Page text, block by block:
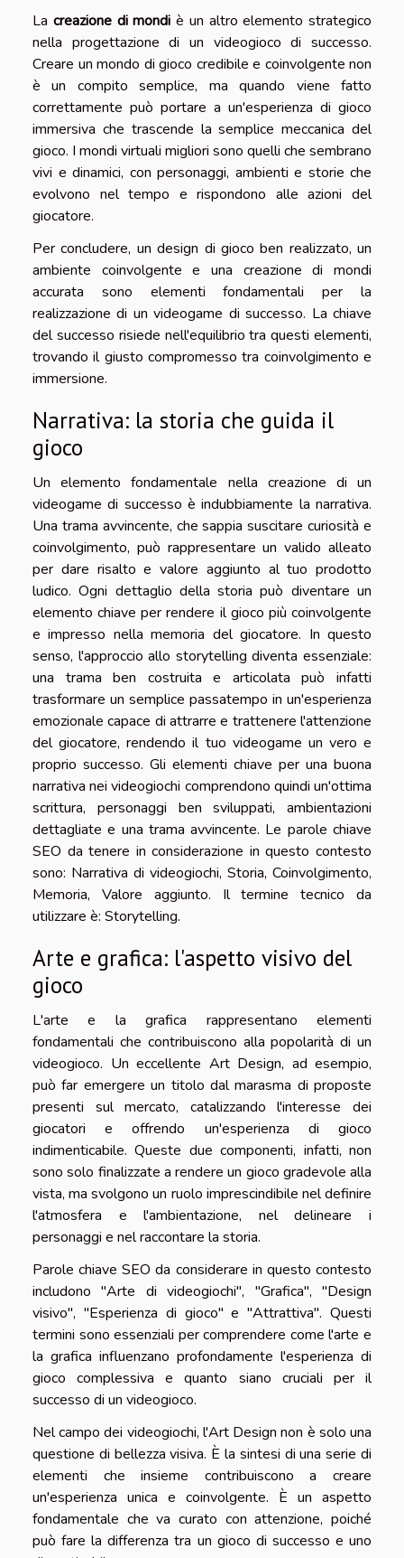
La creazione di mondi è un altro elemento strategico
nella progettazione di un videogioco di successo.
Creare un mondo di gioco credibile e coinvolgente non
è un compito semplice, ma quando viene fatto
correttamente può portare a un'esperienza di gioco
immersiva che trascende la semplice meccanica del
gioco. I mondi virtuali migliori sono quelli che sembrano
vivi e dinamici, con personaggi, ambienti e storie che
evolvono nel tempo e rispondono alle azioni del
giocatore.
Per concludere, un design di gioco ben realizzato, un
ambiente coinvolgente e una creazione di mondi
accurata sono elementi fondamentali per la
realizzazione di un videogame di successo. La chiave
del successo risiede nell'equilibrio tra questi elementi,
trovando il giusto compromesso tra coinvolgimento e
immersione.
Narrativa: la storia che guida il
gioco
Un elemento fondamentale nella creazione di un
videogame di successo è indubbiamente la narrativa.
Una trama avvincente, che sappia suscitare curiosità e
coinvolgimento, può rappresentare un valido alleato
per dare risalto e valore aggiunto al tuo prodotto
ludico. Ogni dettaglio della storia può diventare un
elemento chiave per rendere il gioco più coinvolgente
e impresso nella memoria del giocatore. In questo
senso, l'approccio allo storytelling diventa essenziale:
una trama ben costruita e articolata può infatti
trasformare un semplice passatempo in un'esperienza
emozionale capace di attrarre e trattenere l'attenzione
del giocatore, rendendo il tuo videogame un vero e
proprio successo. Gli elementi chiave per una buona
narrativa nei videogiochi comprendono quindi un'ottima
scrittura, personaggi ben sviluppati, ambientazioni
dettagliate e una trama avvincente. Le parole chiave
SEO da tenere in considerazione in questo contesto
sono: Narrativa di videogiochi, Storia, Coinvolgimento,
Memoria, Valore aggiunto. Il termine tecnico da
utilizzare è: Storytelling.
Arte e grafica: l'aspetto visivo del
gioco
L'arte e la grafica rappresentano elementi
fondamentali che contribuiscono alla popolarità di un
videogioco. Un eccellente Art Design, ad esempio,
può far emergere un titolo dal marasma di proposte
presenti sul mercato, catalizzando l'interesse dei
giocatori e offrendo un'esperienza di gioco
indimenticabile. Queste due componenti, infatti, non
sono solo finalizzate a rendere un gioco gradevole alla
vista, ma svolgono un ruolo imprescindibile nel definire
l'atmosfera e l'ambientazione, nel delineare i
personaggi e nel raccontare la storia.
Parole chiave SEO da considerare in questo contesto
includono "Arte di videogiochi", "Grafica", "Design
visivo", "Esperienza di gioco" e "Attrattiva". Questi
termini sono essenziali per comprendere come l'arte e
la grafica influenzano profondamente l'esperienza di
gioco complessiva e quanto siano cruciali per il
successo di un videogioco.
Nel campo dei videogiochi, l'Art Design non è solo una
questione di bellezza visiva. È la sintesi di una serie di
elementi che insieme contribuiscono a creare
un'esperienza unica e coinvolgente. È un aspetto
fondamentale che va curato con attenzione, poiché
può fare la differenza tra un gioco di successo e uno